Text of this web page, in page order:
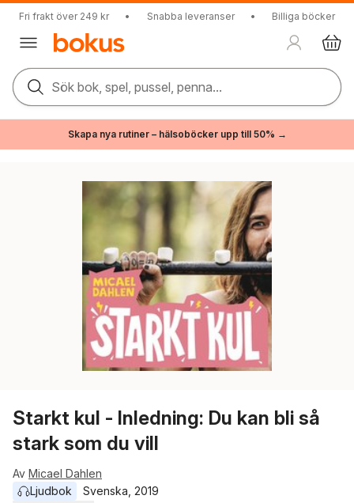
Fri frakt över 249 kr • Snabba leveranser • Billiga böcker
Sök bok, spel, pussel, penna...
Skapa nya rutiner – hälsoböcker upp till 50% →
Starkt kul - Inledning: Du kan bli så
stark som du vill
Av Micael Dahlen
Ljudbok
Svenska 2019